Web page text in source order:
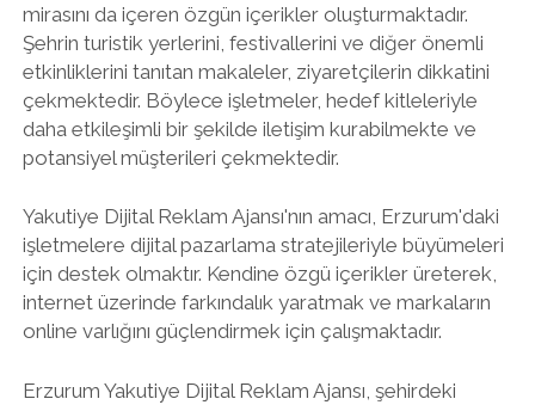
mirasını da içeren özgün içerikler oluşturmaktadır.
Şehrin turistik yerlerini, festivallerini ve diğer önemli
etkinliklerini tanıtan makaleler, ziyaretçilerin dikkatini
çekmektedir. Böylece işletmeler, hedef kitleleriyle
daha etkileşimli bir şekilde iletişim kurabilmekte ve
potansiyel müşterileri çekmektedir.
Yakutiye Dijital Reklam Ajansı'nın amacı, Erzurum'daki
işletmelere dijital pazarlama stratejileriyle büyümeleri
için destek olmaktır. Kendine özgü içerikler üreterek,
internet üzerinde farkındalık yaratmak ve markaların
online varlığını güçlendirmek için çalışmaktadır.
Erzurum Yakutiye Dijital Reklam Ajansı, şehirdeki